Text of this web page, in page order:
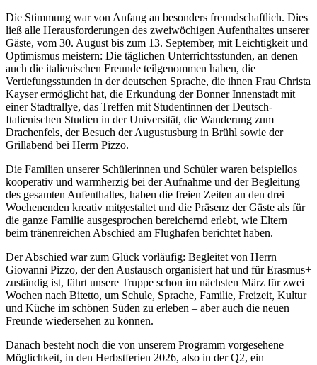
Die Stimmung war von Anfang an besonders freundschaftlich. Dies
ließ alle Herausforderungen des zweiwöchigen Aufenthaltes unserer
Gäste, vom 30. August bis zum 13. September, mit Leichtigkeit und
Optimismus meistern: Die täglichen Unterrichtsstunden, an denen
auch die italienischen Freunde teilgenommen haben, die
Vertiefungsstunden in der deutschen Sprache, die ihnen Frau Christa
Kayser ermöglicht hat, die Erkundung der Bonner Innenstadt mit
einer Stadtrallye, das Treffen mit Studentinnen der Deutsch-
Italienischen Studien in der Universität, die Wanderung zum
Drachenfels, der Besuch der Augustusburg in Brühl sowie der
Grillabend bei Herrn Pizzo.
Die Familien unserer Schülerinnen und Schüler waren beispiellos
kooperativ und warmherzig bei der Aufnahme und der Begleitung
des gesamten Aufenthaltes, haben die freien Zeiten an den drei
Wochenenden kreativ mitgestaltet und die Präsenz der Gäste als für
die ganze Familie ausgesprochen bereichernd erlebt, wie Eltern
beim tränenreichen Abschied am Flughafen berichtet haben.
Der Abschied war zum Glück vorläufig: Begleitet von Herrn
Giovanni Pizzo, der den Austausch organisiert hat und für Erasmus+
zuständig ist, fährt unsere Truppe schon im nächsten März für zwei
Wochen nach Bitetto, um Schule, Sprache, Familie, Freizeit, Kultur
und Küche im schönen Süden zu erleben – aber auch die neuen
Freunde wiedersehen zu können.
Danach besteht noch die von unserem Programm vorgesehene
Möglichkeit, in den Herbstferien 2026, also in der Q2, ein